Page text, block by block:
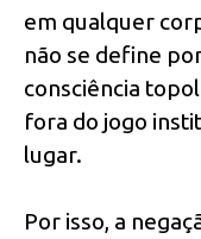
em qualquer
não se define
consciência
fora do jogo
lugar.
Por isso, a